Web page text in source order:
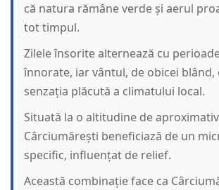
că natura rămâne verde și aerul
tot timpul.
Zilele însorite alternează cu
înnorate, iar vântul, de obicei
senzația plăcută a climatului local.
Situată la o altitudine de
Cârciumărești beneficiază de un
specific, influențat de relief.
Această combinație face ca